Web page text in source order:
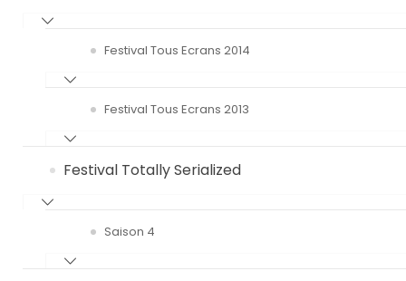
Festival Tous Ecrans 2014
Festival Tous Ecrans 2013
Festival Totally Serialized
Saison 4